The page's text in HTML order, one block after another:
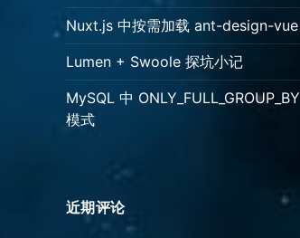
Nuxt.js 中按需加载 ant-design-vue
Lumen + Swoole 探坑小记
MySQL 中 ONLY_FULL_GROUP_BY
模式
近期评论